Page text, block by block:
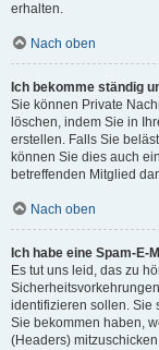
erhalten.
Nach oben
Ich bekomme ständig
Sie können Private
löschen, indem Sie in
erstellen. Falls Sie
können Sie dies auch
betreffenden Mitglied
Nach oben
Ich habe eine Spam-
Es tut uns leid, das zu
identifizieren sollen. Sie
Sie bekommen haben,
(Headers)